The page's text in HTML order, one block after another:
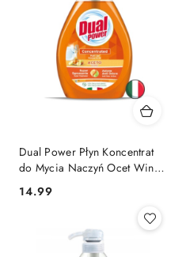
Dual Power Płyn Koncentrat
do Mycia Naczyń Ocet Winny
Cena:
14.99